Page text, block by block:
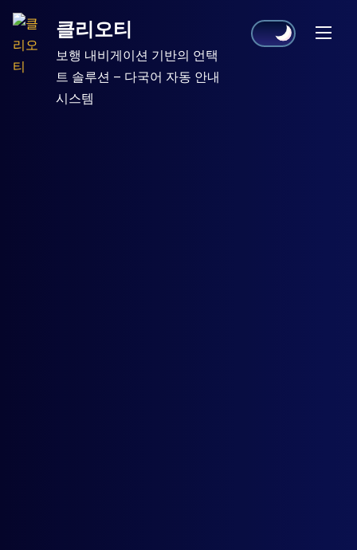
Skip
content
클리오티
보행 내비게이션 기반의 언택
트 솔루션 – 다국어 자동 안내
시스템